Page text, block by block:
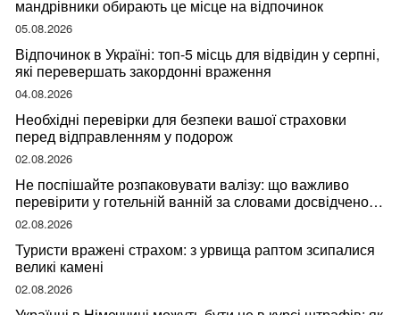
мандрівники обирають це місце на відпочинок
05.08.2026
Відпочинок в Україні: топ-5 місць для відвідин у серпні,
які перевершать закордонні враження
04.08.2026
Необхідні перевірки для безпеки вашої страховки
перед відправленням у подорож
02.08.2026
Не поспішайте розпаковувати валізу: що важливо
перевірити у готельній ванній за словами досвідченої
мандрівниці
02.08.2026
Туристи вражені страхом: з урвища раптом зсипалися
великі камені
02.08.2026